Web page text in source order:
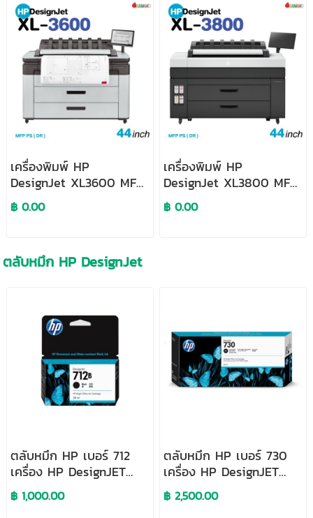
เครื่องพิมพ์ HP
DesignJet XL3600 MFP
PS (DR)
฿ 0.00
เครื่องพิมพ์ HP
DesignJet XL3800 MFP
PS (DR)
฿ 0.00
ตลับหมึก HP DesignJet
ตลับหมึก HP เบอร์ 712
เครื่อง HP DesignJET
T230/T650
฿ 1,000.00
ตลับหมึก HP เบอร์ 730
เครื่อง HP DesignJET
T1700
฿ 2,500.00